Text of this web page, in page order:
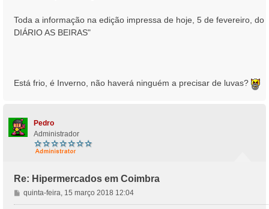
Toda a informação na edição impressa de hoje, 5 de fevereiro, do
DIÁRIO AS BEIRAS"
Está frio, é Inverno, não haverá ninguém a precisar de luvas?
Pedro
Administrador
Re: Hipermercados em Coimbra
M
e
quinta-feira, 15 março 2018 12:04